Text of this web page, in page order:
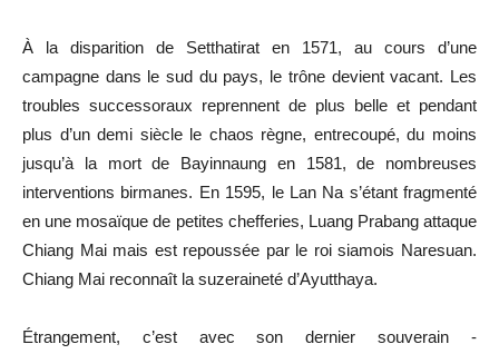
À la disparition de Setthatirat en 1571, au cours d’une
campagne dans le sud du pays, le trône devient vacant. Les
troubles successoraux reprennent de plus belle et pendant
plus d’un demi siècle le chaos règne, entrecoupé, du moins
jusqu’à la mort de Bayinnaung en 1581, de nombreuses
interventions birmanes. En 1595, le Lan Na s’étant fragmenté
en une mosaïque de petites chefferies, Luang Prabang attaque
Chiang Mai mais est repoussée par le roi siamois Naresuan.
Chiang Mai reconnaît la suzeraineté d’Ayutthaya.
Étrangement, c’est avec son dernier souverain -